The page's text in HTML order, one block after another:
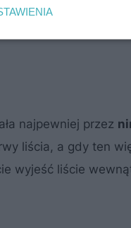
najpewniej przez
liścia, a gdy ten
wyjeść liście